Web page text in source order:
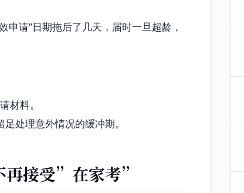
申请”日期拖后了几天，届时一旦超龄，
材料。
处理意外情况的缓冲期。
再接受”在家考”